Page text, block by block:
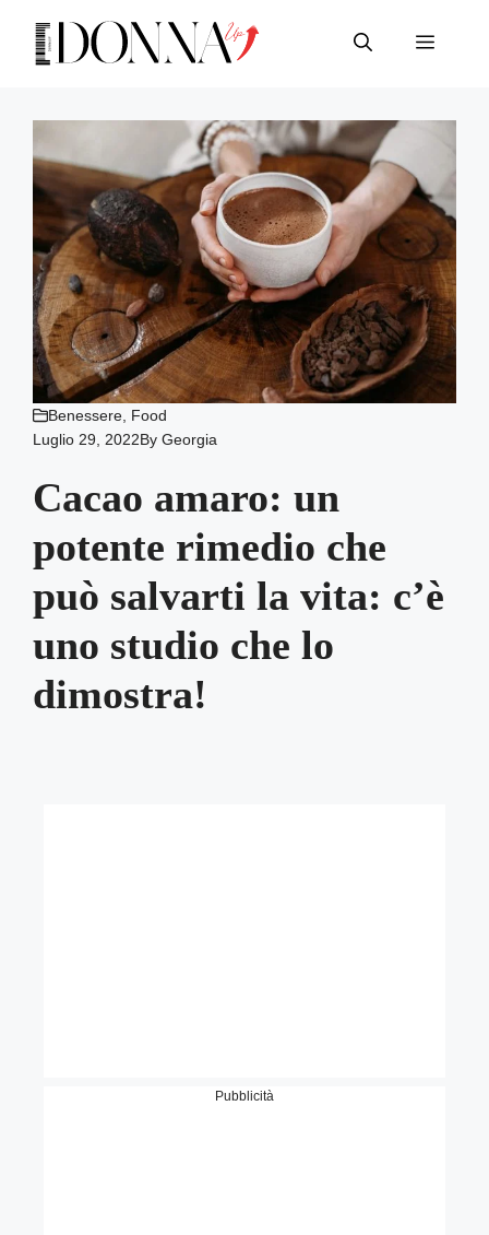
contenuto
Menu
Benessere Food
Luglio 29, 2022ByGeorgia
Cacao amaro: un
potente rimedio che
può salvarti la vita: c’è
uno studio che lo
dimostra!
Pubblicità